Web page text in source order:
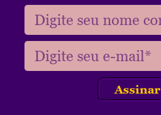
Assinar